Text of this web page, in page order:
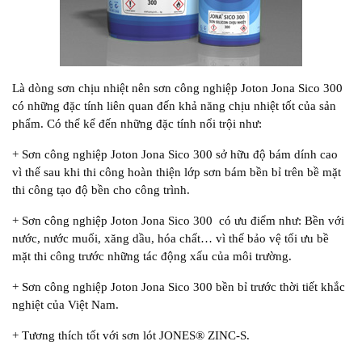
Là dòng sơn chịu nhiệt nên sơn công nghiệp Joton Jona Sico 300
có những đặc tính liên quan đến khả năng chịu nhiệt tốt của sản
phẩm. Có thể kể đến những đặc tính nổi trội như:
+ Sơn công nghiệp Joton Jona Sico 300 sở hữu độ bám dính cao
vì thế sau khi thi công hoàn thiện lớp sơn bám bền bỉ trên bề mặt
thi công tạo độ bền cho công trình.
+ Sơn công nghiệp Joton Jona Sico 300 có ưu điểm như: Bền với
nước, nước muối, xăng dầu, hóa chất… vì thế bảo vệ tối ưu bề
mặt thi công trước những tác động xấu của môi trường.
+ Sơn công nghiệp Joton Jona Sico 300 bền bỉ trước thời tiết khắc
nghiệt của Việt Nam.
+ Tương thích tốt với sơn lót JONES® ZINC-S.